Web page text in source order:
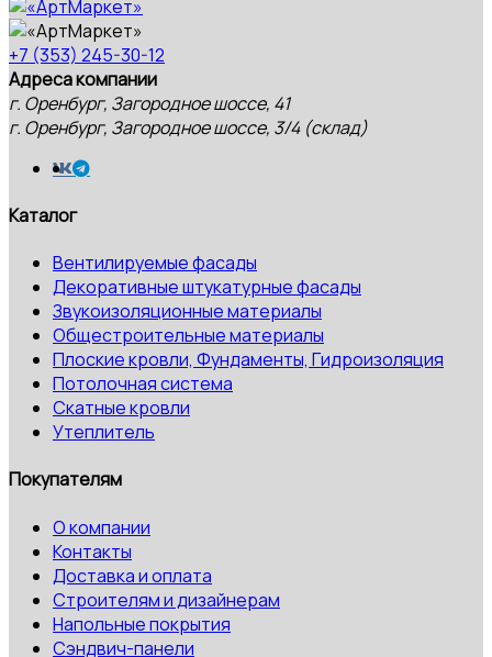
+7 (353) 245-30-12
Адреса компании
г. Оренбург, Загородное шоссе, 41
г. Оренбург, Загородное шоссе, 3/4 (склад)
Каталог
Вентилируемые фасады
Декоративные штукатурные фасады
Звукоизоляционные материалы
Общестроительные материалы
Плоские кровли, Фундаменты, Гидроизоляция
Потолочная система
Скатные кровли
Утеплитель
Покупателям
О компании
Контакты
Доставка и оплата
Строителям и дизайнерам
Напольные покрытия
Сэндвич-панели